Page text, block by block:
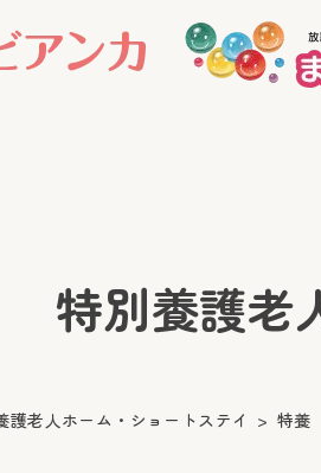
特別養護老
護老人ホーム・ショートステイ 特養